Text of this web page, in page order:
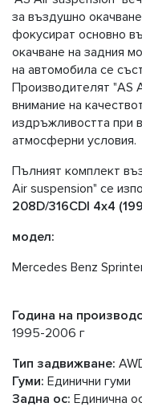
за въздушно
фокусират основно
окачване на задния
на автомобила се
Производителят "AS
внимание на
издръжливостта при
атмосферни условия.
Пълният комплект
Air suspension" се
208D/316CDI 4x4
модел:
Mercedes Benz
Година на
1995-2006 г
Тип задвижване:
Гуми: Единични гуми
Задна ос: Единична